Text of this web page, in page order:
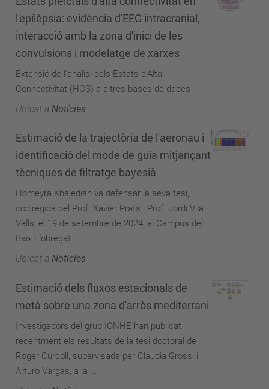
l'epilèpsia: evidència d'EEG intracranial,
interacció amb la zona d'inici de les
convulsions i modelatge de xarxes
Extensió de l'anàlisi dels Estats d'Alta
Connectivitat (HCS) a altres bases de dades
Ubicat a Notícies
Estimació de la trajectòria de l'aeronau i
identificació del mode de guia mitjançant
tècniques de filtratge bayesià
Homeyra Khaledian va defensar la seva tesi,
codiregida pel Prof. Xavier Prats i Prof. Jordi Vilà
Valls, el 19 de setembre de 2024, al Campus del
Baix Llobregat ...
Ubicat a Notícies
Estimació dels fluxos estacionals de
metà sobre una zona d'arròs mediterrani
Investigadors del grup IONHE han publicat
recentment els resultats de la tesi doctoral de
Roger Curcoll, supervisada per Claudia Grossi i
Arturo Vargas, a la ...